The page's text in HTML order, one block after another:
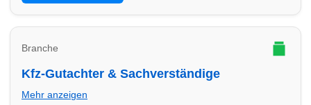
passende Beratung.
Branche
Kfz-Gutachter & Sachverständige
Mehr anzeigen